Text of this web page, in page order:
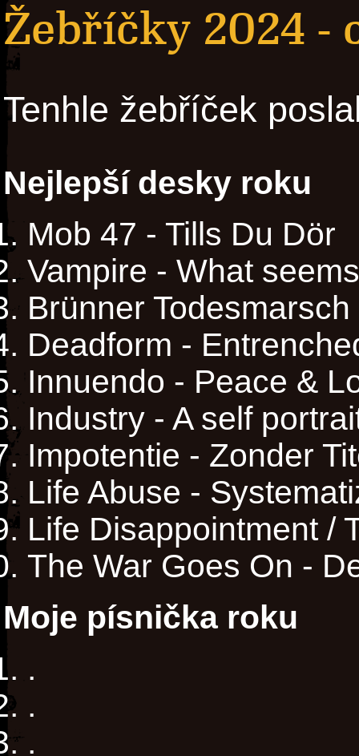
Žebříčky 2024 -
Tenhle žebříček
Nejlepší desky roku
Mob 47 - Tills Du Dör
Vampire - What
Brünner
Deadform -
Innuendo - Peace &
Industry - A self
Impotentie - Zonder
Life Abuse -
Life Disappointment /
The War Goes On -
Moje písnička roku
.
.
.